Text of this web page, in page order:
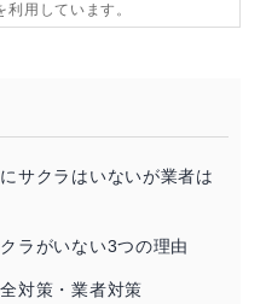
用しています。
サクラはいないが業者は
ラがいない3つの理由
対策・業者対策